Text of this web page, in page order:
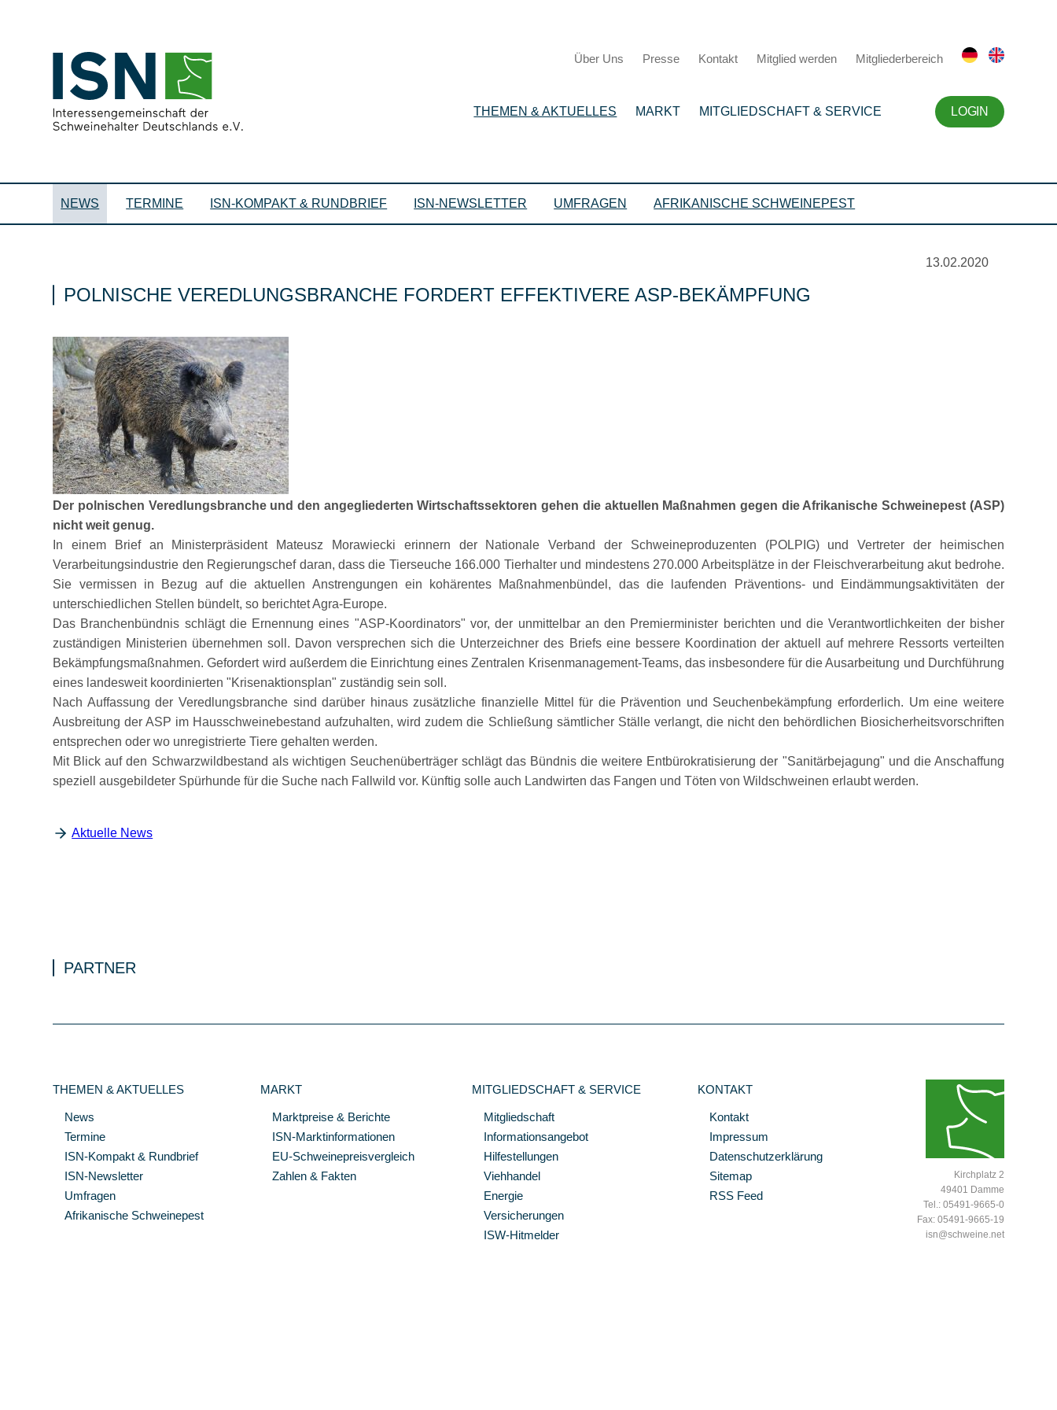
Über Uns Presse Kontakt Mitglied werden Mitgliederbereich
THEMEN & AKTUELLES MARKT MITGLIEDSCHAFT & SERVICE LOGIN
NEWS TERMINE ISN-KOMPAKT & RUNDBRIEF ISN-NEWSLETTER UMFRAGEN AFRIKANISCHE SCHWEINEPEST
13.02.2020
POLNISCHE VEREDLUNGSBRANCHE FORDERT EFFEKTIVERE ASP-BEKÄMPFUNG
Der polnischen Veredlungsbranche und den angegliederten Wirtschaftssektoren gehen die aktuellen Maßnahmen gegen die Afrikanische Schweinepest (ASP)
nicht weit genug.
In einem Brief an Ministerpräsident Mateusz Morawiecki erinnern der Nationale Verband der Schweineproduzenten (POLPIG) und Vertreter der heimischen
Verarbeitungsindustrie den Regierungschef daran, dass die Tierseuche 166.000 Tierhalter und mindestens 270.000 Arbeitsplätze in der Fleischverarbeitung akut bedrohe.
Sie vermissen in Bezug auf die aktuellen Anstrengungen ein kohärentes Maßnahmenbündel, das die laufenden Präventions- und Eindämmungsaktivitäten der
unterschiedlichen Stellen bündelt, so berichtet Agra-Europe.
Das Branchenbündnis schlägt die Ernennung eines
ASP-Koordinators
vor, der unmittelbar an den Premierminister berichten und die Verantwortlichkeiten der bisher
zuständigen Ministerien übernehmen soll. Davon versprechen sich die Unterzeichner des Briefs eine bessere Koordination der aktuell auf mehrere Ressorts verteilten
Bekämpfungsmaßnahmen. Gefordert wird außerdem die Einrichtung eines Zentralen Krisenmanagement-Teams, das insbesondere für die Ausarbeitung und Durchführung
eines landesweit koordinierten Krisenaktionsplan
zuständig sein soll.
Nach Auffassung der Veredlungsbranche sind darüber hinaus zusätzliche finanzielle Mittel für die Prävention und Seuchenbekämpfung erforderlich. Um eine weitere
Ausbreitung der ASP im Hausschweinebestand aufzuhalten, wird zudem die Schließung sämtlicher Ställe verlangt, die nicht den behördlichen Biosicherheitsvorschriften
entsprechen oder wo unregistrierte Tiere gehalten werden.
Mit Blick auf den Schwarzwildbestand als wichtigen Seuchenüberträger schlägt das Bündnis die weitere Entbürokratisierung der
Sanitärbejagung
und die Anschaffung
speziell ausgebildeter Spürhunde für die Suche nach Fallwild vor. Künftig solle auch Landwirten das Fangen und Töten von Wildschweinen erlaubt werden.
Aktuelle News
PARTNER
THEMEN & AKTUELLES
News
Termine
ISN-Kompakt & Rundbrief
ISN-Newsletter
Umfragen
Afrikanische Schweinepest
MARKT
Marktpreise & Berichte
ISN-Marktinformationen
EU-Schweinepreisvergleich
Zahlen & Fakten
MITGLIEDSCHAFT & SERVICE
Mitgliedschaft
Informationsangebot
Hilfestellungen
Viehhandel
Energie
Versicherungen
ISW-Hitmelder
KONTAKT
Kontakt
Impressum
Datenschutzerklärung
Sitemap
RSS Feed
Kirchplatz 2
49401 Damme
Tel.: 05491-9665-0
Fax: 05491-9665-19
isn@schweine.net